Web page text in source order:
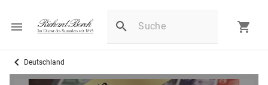
Deutschland